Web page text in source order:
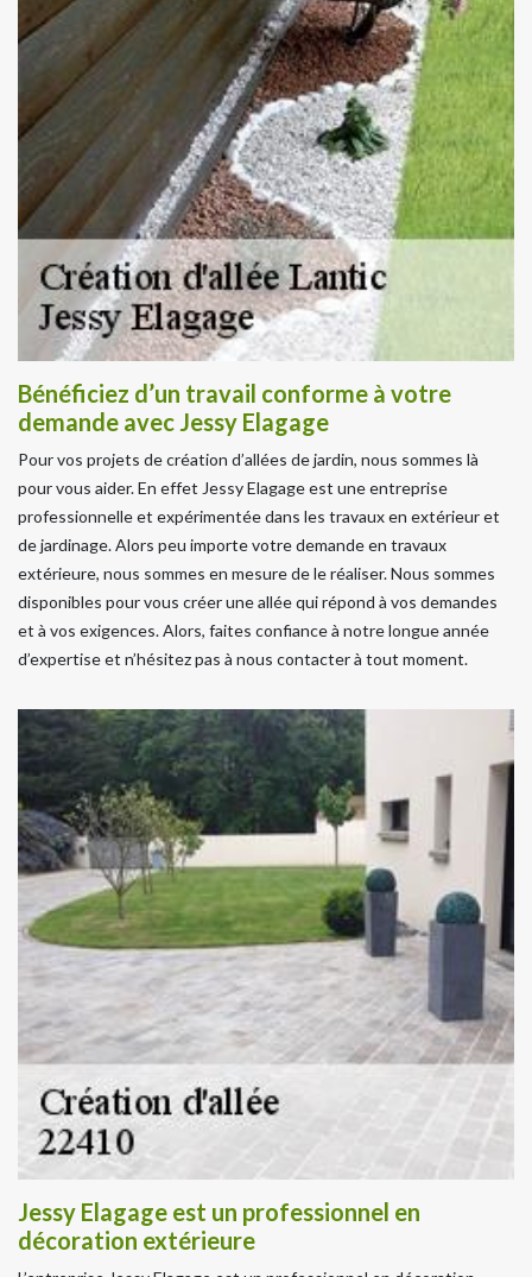
Bénéficiez d’un travail conforme à votre
demande avec Jessy Elagage
Pour vos projets de création d’allées de jardin, nous sommes là
pour vous aider. En effet Jessy Elagage est une entreprise
professionnelle et expérimentée dans les travaux en extérieur et
de jardinage. Alors peu importe votre demande en travaux
extérieure, nous sommes en mesure de le réaliser. Nous sommes
disponibles pour vous créer une allée qui répond à vos demandes
et à vos exigences. Alors, faites confiance à notre longue année
d’expertise et n’hésitez pas à nous contacter à tout moment.
Jessy Elagage est un professionnel en
décoration extérieure